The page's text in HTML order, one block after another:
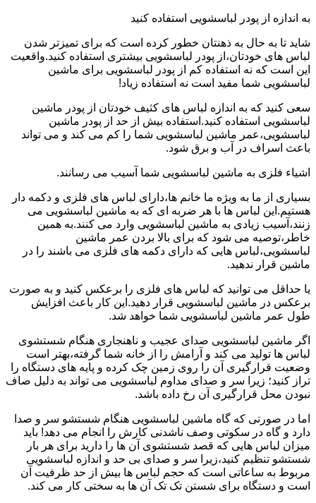
به اندازه از پودر لباسشویی استفاده کنید
شاید تا به حال به ذهنتان خطور کرده است که برای تمیزتر شدن
لباس های خودتان،از پودر لباسشویی بیشتری استفاده کنید.واقعیت
این است که نه استفاده کم از پودر لباسشویی برای ماشین
لباسشویی شما مفید است نه استفاده زیاد!
سعی کنید که به اندازه لباس های کثیف خودتان از پودر ماشین
لباسشویی استفاده کنید.استفاده بیش از حد از پودر ماشین
لباسشویی،عمر ماشین لباسشویی شما را کم می کند و می تواند
باعث اسراف در آب و برق شود.
اشیاء فلزی به ماشین لباسشویی شما آسیب می رسانند.
بسیاری از ما به ویژه ما خانم ها،دارای لباس های فلزی و دکمه دار
هستیم.این لباس ها با هر ضربه ای که به ماشین لباسشویی می
زنند،آسیب زیادی به ماشین لباسشویی وارد می کنند.به همین
خاطر،توصیه می شود که برای بالا بردن عمر ماشین
لباسشویی،لباس هایی که دارای دکمه های فلزی می باشند را در
ماشین قرار ندهید.
یا حداقل می توانید که لباس های فلزی را برعکس کنید و به صورت
برعکس در ماشین لباسشویی قرار دهید.این کار باعث افزایش
طول عمر ماشین لباسشویی شما خواهد شد.
اگر ماشین لباسشویی صدای عجیب و ناهنجاری هنگام شستشوی
لباس ها تولید می کند و آرامش را از خانه شما گرفته،بهتر است
وضعیت قرارگیری آن را روی زمین چک کرده و پایه های دستگاه را
تراز کنید؛ زیرا سر و صدای مداوم لباسشویی می تواند به دلیل صاف
نبودن محل قرارگیری آن رخ داده باشد.
اما در صورتی که گاه ماشین لباسشویی هنگام شستشو سر و صدا
دارد و گاه در سکوتی وصف ناشدنی کارش را انجام می دهد! باید
میزان لباس هایی که قصد شستشوی آن ها را دارید برای هر بار
شستشو تنظیم کنید،زیرا سر و صدای بی حد و اندازه لباسشویی
مربوط به ساعاتی است که حجم لباس ها بیش از حد ظرفیت آن
است و دستگاه برای شستن تک تک آن ها به سختی کار می کند.